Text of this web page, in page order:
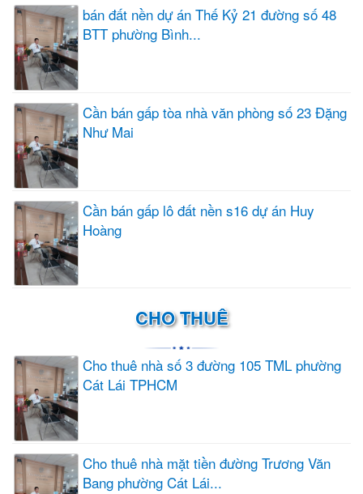
bán đất nền dự án Thế Kỷ 21 đường số 48
BTT phường Bình...
Cần bán gấp tòa nhà văn phòng số 23 Đặng
Như Mai
Cần bán gấp lô đất nền s16 dự án Huy
Hoàng
CHO THUÊ
Cho thuê nhà số 3 đường 105 TML phường
Cát Lái TPHCM
Cho thuê nhà mặt tiền đường Trương Văn
Bang phường Cát Lái...